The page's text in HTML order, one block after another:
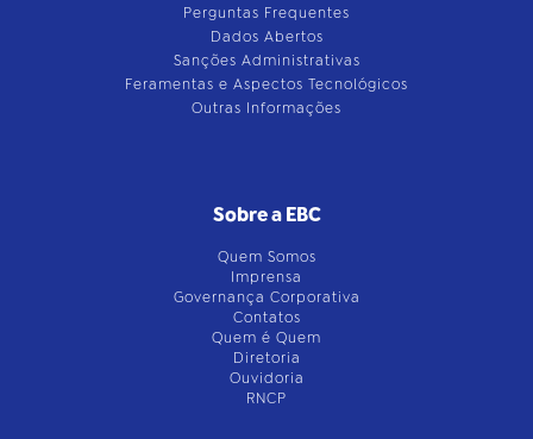
Perguntas Frequentes
Dados Abertos
Sanções Administrativas
Feramentas e Aspectos Tecnológicos
Outras Informações
Sobre a EBC
Quem Somos
Imprensa
Governança Corporativa
Contatos
Quem é Quem
Diretoria
Ouvidoria
RNCP